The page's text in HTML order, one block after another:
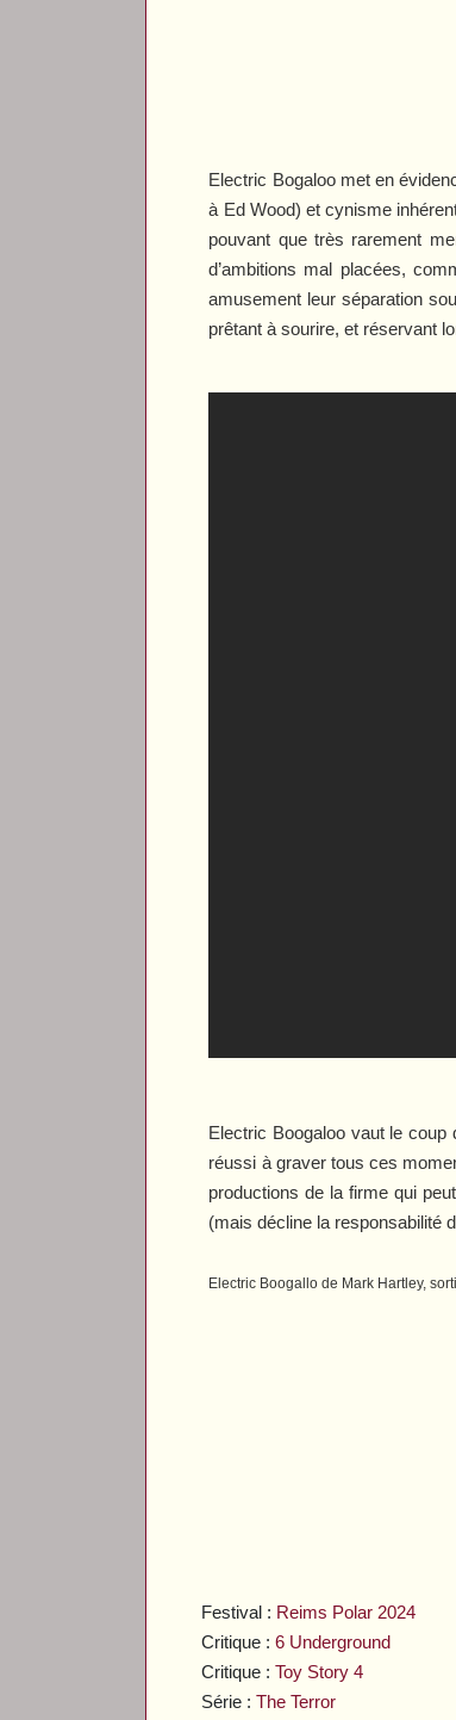
Festival : Reims Polar 2024
Critique :6 Underground
Critique :Toy Story 4
Série :The Terror
Electric Bogaloomet en
à Ed Wood) et cynisme
pouvant que très rarement
d’ambitions mal placées,
amusement leur séparation
prêtant à sourire, et réservant
Electric Boogaloo vaut le coup
réussi à graver tous ces
productions de la firme qui
(mais décline la responsabilité
Electric Boogallo de Mark Hartley,